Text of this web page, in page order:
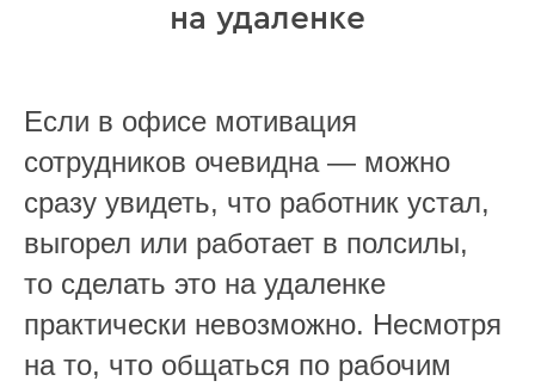
на удаленке
Если в офисе мотивация
сотрудников очевидна — можно
сразу увидеть, что работник устал,
выгорел или работает в полсилы,
то сделать это на удаленке
практически невозможно. Несмотря
на то, что общаться по рабочим